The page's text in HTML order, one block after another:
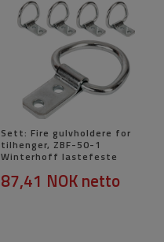
Sett: Fire gulvholdere for
tilhenger, ZBF-50-1
Winterhoff lastefeste
87,41 NOKnetto